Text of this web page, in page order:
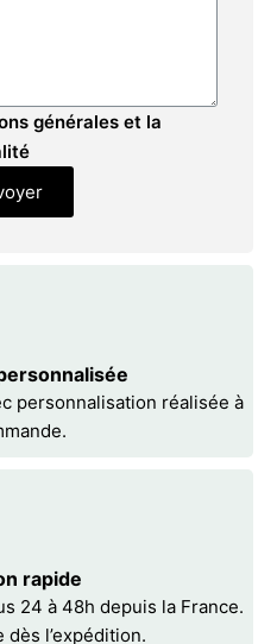
générales et la
personnalisation réalisée à
rapide
24 à 48h depuis la France.
l’expédition.